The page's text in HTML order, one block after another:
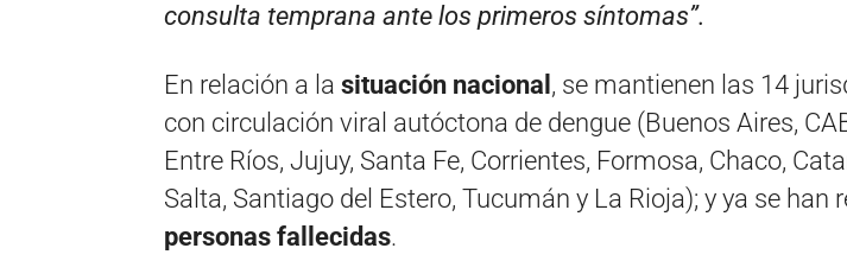
consulta temprana ante los primeros síntomas”.
En relación a la situación nacional , se mantienen las 14
con circulación viral autóctona de dengue (Buenos Aires,
Entre Ríos, Jujuy, Santa Fe, Corrientes, Formosa, Chaco,
Salta, Santiago del Estero, Tucumán y La Rioja); y ya se han
personas fallecidas.